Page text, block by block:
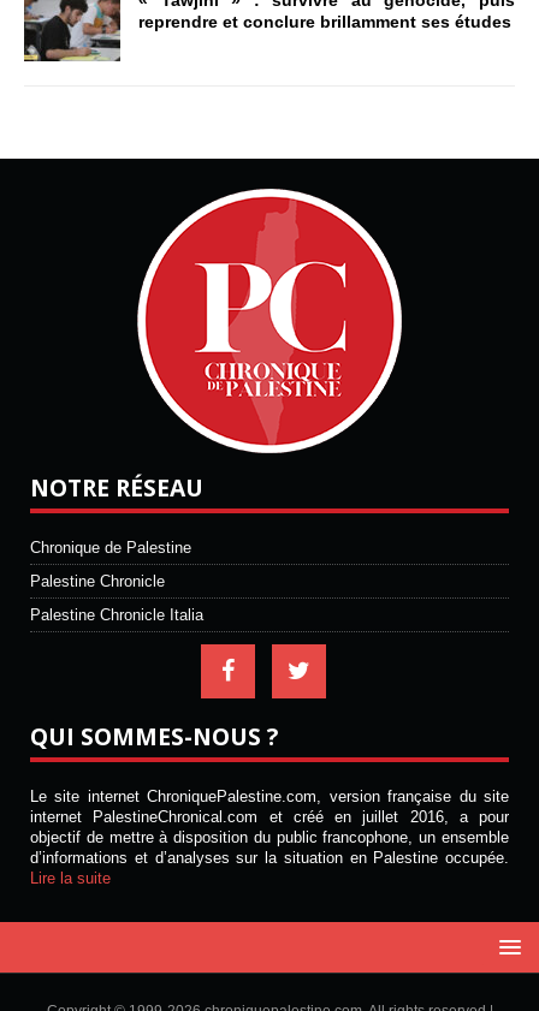
reprendre et conclure brillamment ses études
NOTRE RÉSEAU
Chronique de Palestine
Palestine Chronicle
Palestine Chronicle Italia
QUI SOMMES-NOUS ?
Le site internet ChroniquePalestine.com, version française du site
internet PalestineChronical.com et créé en juillet 2016, a pour
objectif de mettre à disposition du public francophone, un ensemble
d’informations et d’analyses sur la situation en Palestine occupée.
Lire la suite